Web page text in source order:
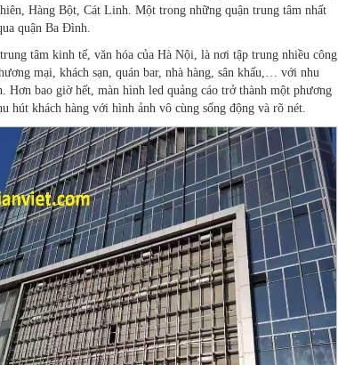
Hàng Bột, Cát Linh. Một trong những quận trung tâm nhất
quận Ba Đình.
tâm kinh tế, văn hóa của Hà Nội, là nơi tập trung nhiều công
mại, khách sạn, quán bar, nhà hàng, sân khấu,… với nhu
Hơn bao giờ hết, màn hình led quảng cáo trở thành một phương
hút khách hàng với hình ảnh vô cùng sống động và rõ nét.